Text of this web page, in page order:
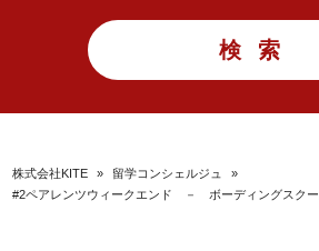
株式会社KITE » 留学コンシェルジュ
»
#2ペアレンツウィークエンド － ボーディングスク